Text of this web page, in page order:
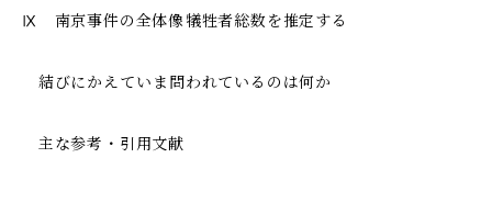
Ⅸ 南京事件の全体像――犠牲者総数を推定する
結びにかえて――いま問われているのは何か
主な参考・引用文献